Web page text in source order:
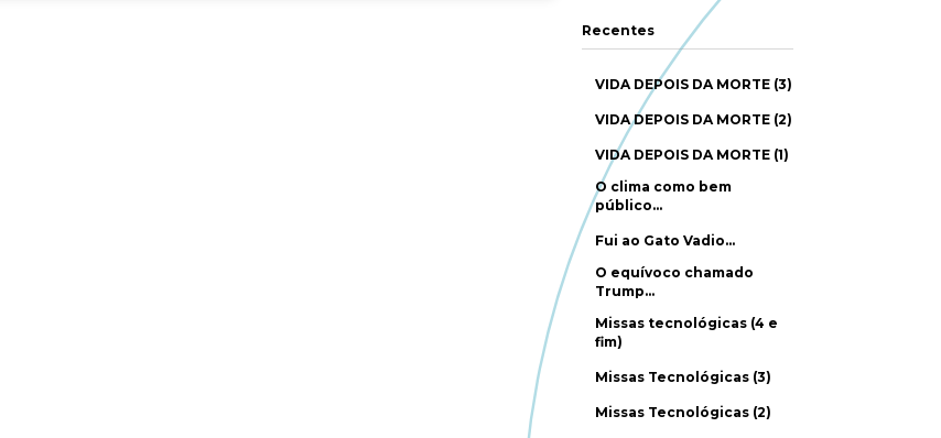
Recentes
VIDA DEPOIS DA MORTE (3)
VIDA DEPOIS DA MORTE (2)
VIDA DEPOIS DA MORTE (1)
O clima como bem
público…
Fui ao Gato Vadio…
O equívoco chamado
Trump…
Missas tecnológicas (4 e
fim)
Missas Tecnológicas (3)
Missas Tecnológicas (2)